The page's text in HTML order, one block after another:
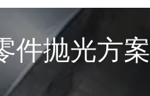
件抛光方案